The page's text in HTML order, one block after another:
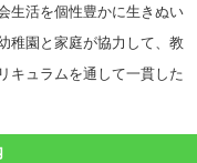
生活を個性豊かに生きぬい
稚園と家庭が協力して、教
キュラムを通して一貫した